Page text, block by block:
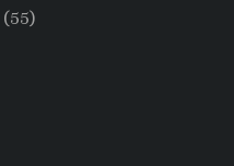
(55)